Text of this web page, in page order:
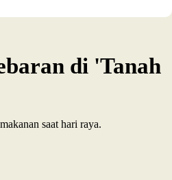
di 'Tanah
saat hari raya.